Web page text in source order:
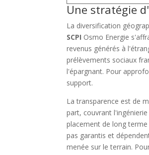
Une stratégie
La diversification
SCPI Osmo Energie
revenus générés à
prélèvements sociaux
l'épargnant. Pour
support.
La transparence est de
part, couvrant
placement de long
pas garantis et
menée sur le terrain.